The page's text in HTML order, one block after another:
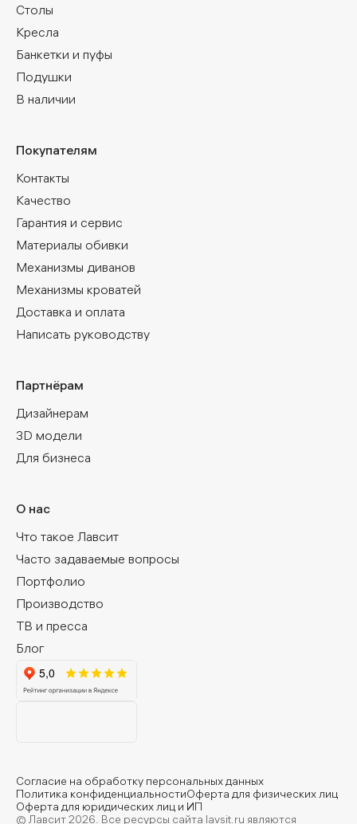
Столы
Кресла
Банкетки и пуфы
Подушки
В наличии
Покупателям
Контакты
Качество
Гарантия и сервис
Материалы обивки
Механизмы диванов
Механизмы кроватей
Доставка и оплата
Написать руководству
Партнёрам
Дизайнерам
3D модели
Для бизнеса
О нас
Что такое Лавсит
Часто задаваемые вопросы
Портфолио
Производство
ТВ и пресса
Блог
Согласие на обработку персональных данных
Политика конфиденциальностиОферта для физических лиц
Оферта для юридических лиц и ИП
© Лавсит 2026. Все ресурсы сайта lavsit.ru являются